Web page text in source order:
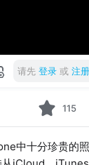
请先 登录 或 注册
115
中十分珍贵的